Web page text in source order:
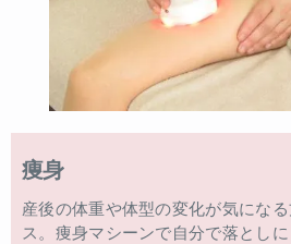
痩身
産後の体重や体型の変化が気にな
ス。痩身マシーンで自分で落とし